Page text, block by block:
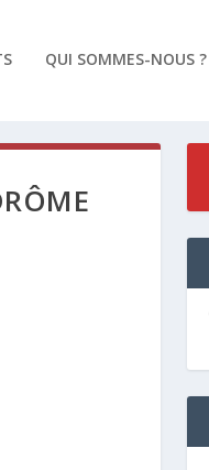
QUI SOMMES-NOUS ?